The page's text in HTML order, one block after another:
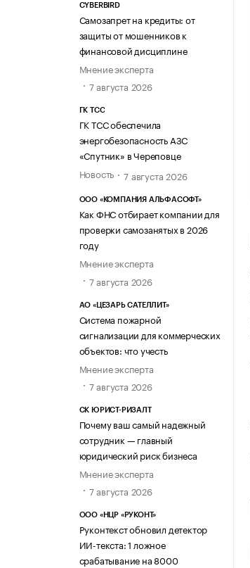
CYBERBIRD
Самозапрет на кредиты: от
защиты от мошенников к
финансовой дисциплине
Мнение эксперта
7 августа 2026
ГК ТСС
ГК ТСС обеспечила
энергобезопасность АЗС
«Спутник» в Череповце
Новость
7 августа 2026
ООО «КОМПАНИЯ АЛЬФАСОФТ»
Как ФНС отбирает компании для
проверки самозанятых в 2026
году
Мнение эксперта
7 августа 2026
АО «ЦЕЗАРЬ САТЕЛЛИТ»
Система пожарной
сигнализации для коммерческих
объектов: что учесть
Мнение эксперта
7 августа 2026
СК ЮРИСТ-РИЗАЛТ
Почему ваш самый надежный
сотрудник — главный
юридический риск бизнеса
Мнение эксперта
7 августа 2026
ООО «НЦР «РУКОНТ»
Руконтекст обновил детектор
ИИ-текста: 1 ложное
срабатывание на 8000